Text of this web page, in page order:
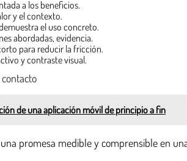
a los beneficios.
y el contexto.
el uso concreto.
abordadas, evidencia.
para reducir la fricción.
y contraste visual.
de una aplicación móvil de principio a fin
promesa medible y comprensible en